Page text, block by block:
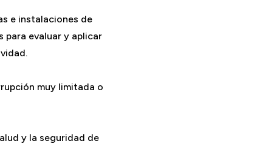
e instalaciones de
para evaluar y aplicar
muy limitada o
y la seguridad de